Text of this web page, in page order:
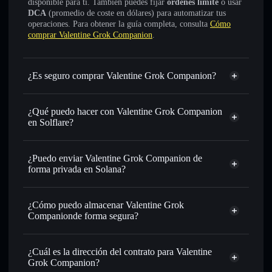
disponible para ti. También puedes fijar órdenes límite o usar
DCA (promedio de coste en dólares) para automatizar tus
operaciones. Para obtener la guía completa, consulta Cómo
comprar Valentine Grok Companion.
¿Es seguro comprar Valentine Grok Companion?
Valentine Grok Companion token verificado
¿Qué puedo hacer con Valentine Grok Companion
en Solflare?
Valentine Grok Companion cartera de Solflare
Intercambiar al instante
: operar con VALENTINE para
enrutamiento de órdenes inteligente para el mejor precio
disponible
Establecer órdenes límite: automatizar las operaciones en
VALENTINE a lo largo del tiempo
Enviar de forma privada
¿Puedo enviar Valentine Grok Companion de
forma privada en Solana?
cartera de Solflare
agregador de
Valentine Grok Companion
¿Cómo puedo almacenar Valentine Grok
Companionde forma segura?
Valentine Grok
¿Cuál es la dirección del contrato para Valentine
Grok Companion?